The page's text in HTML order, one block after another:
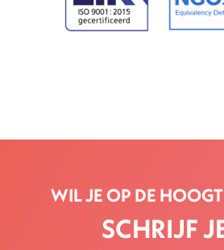
WIL JE OP DE
SCHRIJF